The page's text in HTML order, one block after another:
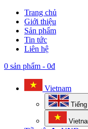
Trang chủ
Giới thiệu
Sản phẩm
Tin tức
Liên hệ
0 sản phẩm - 0đ
Vietnam